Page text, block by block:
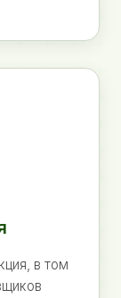
в том